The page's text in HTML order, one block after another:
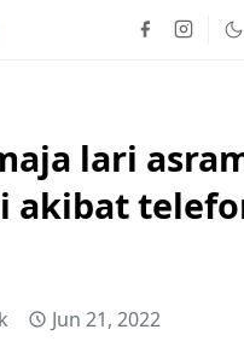
lari
akibat
Jun 21, 2022